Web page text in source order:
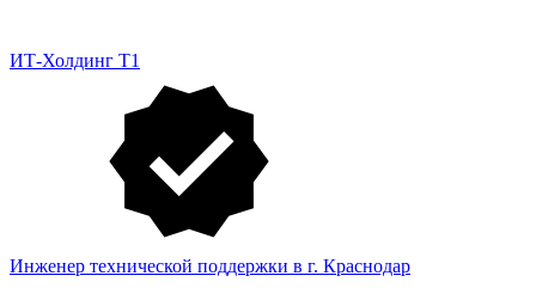
ИТ-Холдинг Т1
Инженер технической поддержки в г. Краснодар